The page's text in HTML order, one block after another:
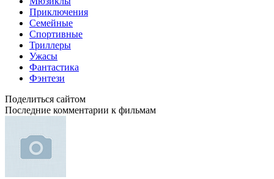
Приключения
Семейные
Спортивные
Триллеры
Ужасы
Фантастика
Фэнтези
Поделиться сайтом
Последние комментарии к фильмам